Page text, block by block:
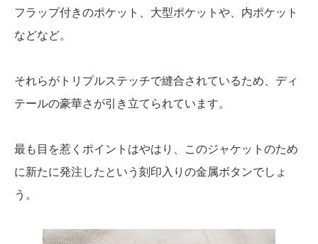
フラップ付きのポケット、大型ポケットや、内ポケット
などなど。
それらがトリプルステッチで縫合されているため、ディ
テールの豪華さが引き立てられています。
最も目を惹くポイントはやはり、このジャケットのため
に新たに発注したという刻印入りの金属ボタンでしょ
う。